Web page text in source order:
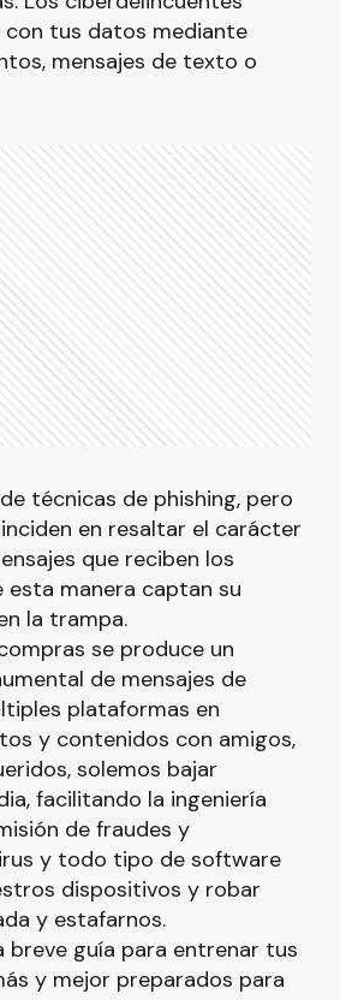
tus datos mediante
mensajes de texto o
técnicas de phishing, pero
en resaltar el carácter
que reciben los
esta manera captan su
la trampa.
se produce un
de mensajes de
plataformas en
y contenidos con amigos,
solemos bajar
facilitando la ingeniería
de fraudes y
y todo tipo de software
dispositivos y robar
y estafarnos.
breve guía para entrenar tus
y mejor preparados para